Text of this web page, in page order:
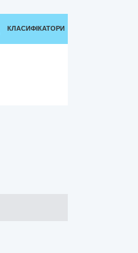
КЛАСИФІКАТОРИ